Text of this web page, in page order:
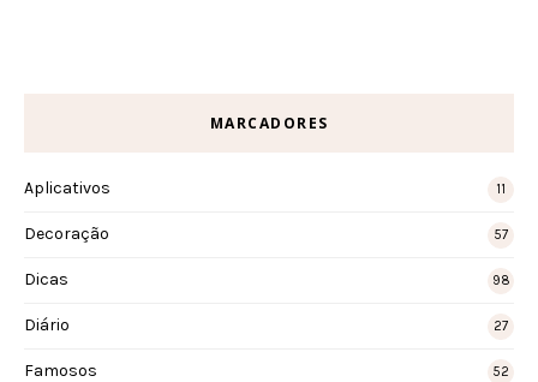
MARCADORES
Aplicativos 11
Decoração 57
Dicas 98
Diário 27
Famosos 52